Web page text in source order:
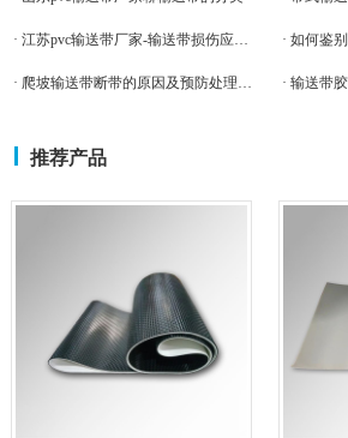
· 江苏pvc输送带厂家-输送带损伤应该怎么办 · 如何鉴
· 爬坡输送带断带的原因及预防处理方法
推荐产品